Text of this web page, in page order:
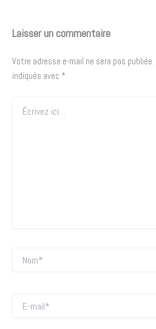
Laisser un commentaire
Votre adresse e-mail ne sera pas publiée.
indiqués avec *
ici…
mail*